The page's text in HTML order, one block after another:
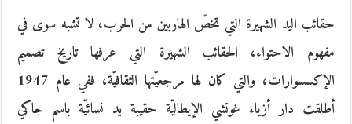
حقائب اليد الشهيرة التي تخصّ الهاربين من الحرب، لا تشبه سوى في
مفهوم الاحتواء، الحقائب الشهيرة التي عرفها تاريخ تصميم
الإكسسوارات، والتي كان لها مرجعيّتها الثقافيّة، ففي عام 1947
أطلقت دار أزياء غوتشي الإيطاليّة حقيبة يد نسائيّة باسم جاكي